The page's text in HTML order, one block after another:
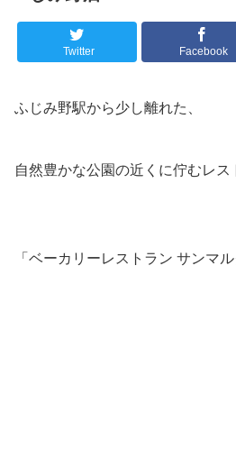
Twitter Facebook
ふじみ野駅から少し離れた、
自然豊かな公園の近くに佇むレス
「ベーカリーレストラン サンマル